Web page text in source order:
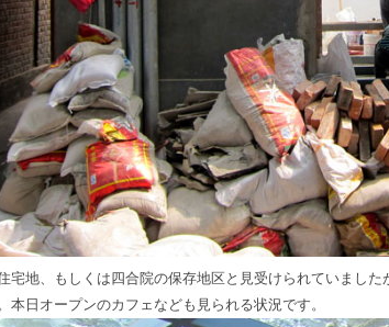
宅地、もしくは四合院の保存地区と見受けられていまし
本日オープンのカフェなども見られる状況です。